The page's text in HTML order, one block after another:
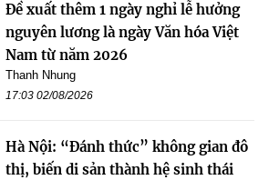
Đề xuất thêm 1 ngày nghỉ lễ hưởng
nguyên lương là ngày Văn hóa Việt
Nam từ năm 2026
Thanh Nhung
17:03 02/08/2026
Hà Nội: “Đánh thức” không gian đô
thị, biến di sản thành hệ sinh thái